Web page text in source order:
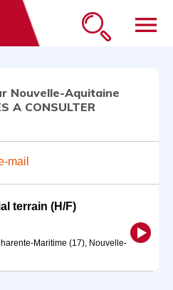
menu
Nouvelle-Aquitaine
A CONSULTER
mail
terrain (H/F)
Maritime (17), Nouvelle-